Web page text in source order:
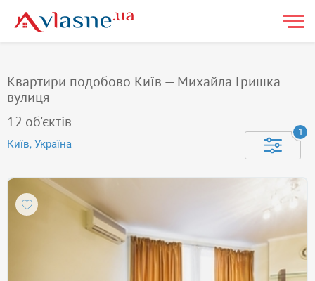
Квартири подобово Київ — Михайла Гришка
вулиця
12 об'єктів
Київ, Україна
1